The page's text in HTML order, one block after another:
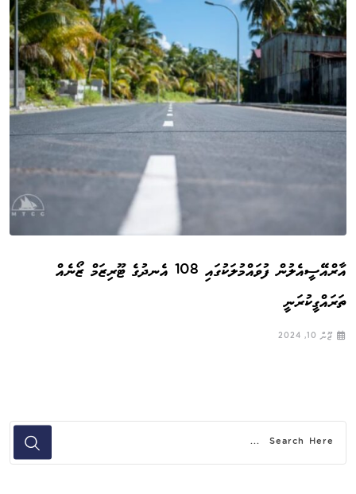
އާރްއޭސީއެލުން ފުވައްމުލަކުގައި 108 އެނދުގެ ޓޫރިޒަމް ޒޯނެއް
ތަރައްގީކުރަނީ
ޖޫން 10, 2024